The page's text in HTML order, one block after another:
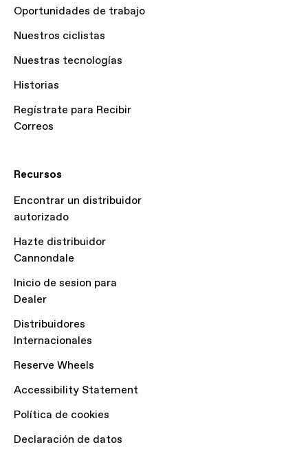
Oportunidades de trabajo
Nuestros ciclistas
Nuestras tecnologías
Historias
Regístrate para Recibir
Correos
Recursos
Encontrar un distribuidor
autorizado
Hazte distribuidor
Cannondale
Inicio de sesion para
Dealer
Distribuidores
Internacionales
Reserve Wheels
Accessibility Statement
Política de cookies
Declaración de datos